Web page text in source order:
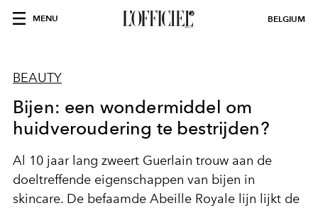
MENU BELGIUM
BEAUTY
Bijen: een wondermiddel om
huidveroudering te bestrijden?
Al 10 jaar lang zweert Guerlain trouw aan de
doeltreffende eigenschappen van bijen in
skincare. De befaamde Abeille Royale lijn lijkt de